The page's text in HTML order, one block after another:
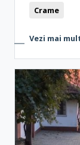
Crame
Vezi mai